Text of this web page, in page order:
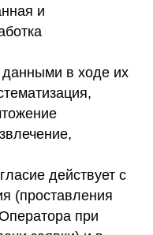
и
в ходе их
действует с
(проставления
при